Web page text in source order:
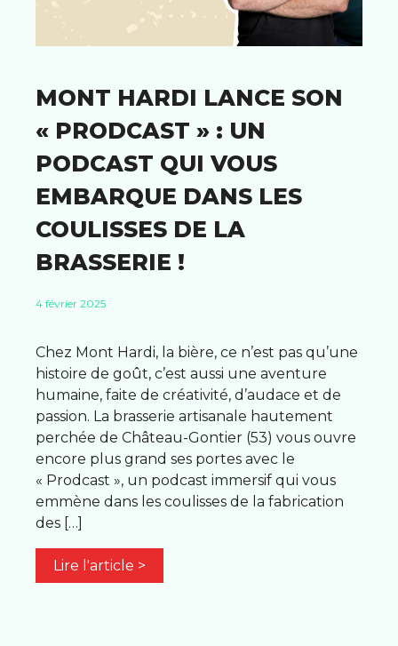
MONT HARDI LANCE SON
« PRODCAST » : UN
PODCAST QUI VOUS
EMBARQUE DANS LES
COULISSES DE LA
BRASSERIE !
4 février 2025
Chez Mont Hardi, la bière, ce n’est pas qu’une
histoire de goût, c’est aussi une aventure
humaine, faite de créativité, d’audace et de
passion. La brasserie artisanale hautement
perchée de Château-Gontier (53) vous ouvre
encore plus grand ses portes avec le
« Prodcast », un podcast immersif qui vous
emmène dans les coulisses de la fabrication
des […]
Lire l'article >